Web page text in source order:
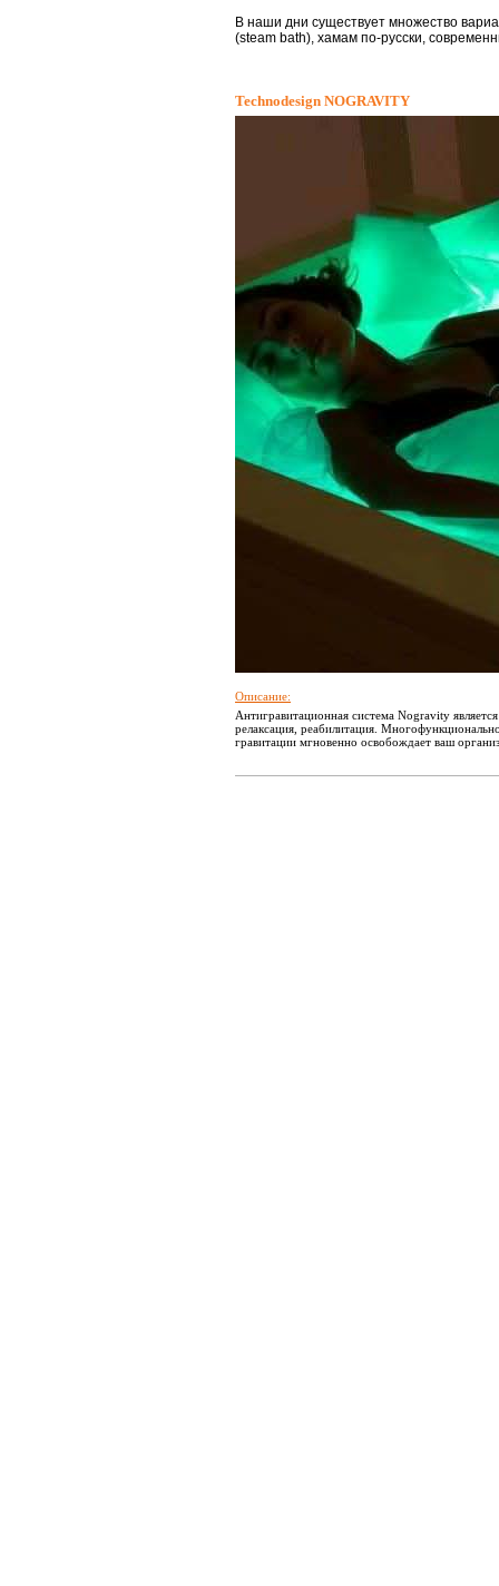
В наши дни существует множество
(steam bath), хамам по-русски,
Technodesign NOGRAVITY
Описание:
Антигравитационная система Nogravity
релаксация, реабилитация.
гравитации мгновенно освобождает ваш